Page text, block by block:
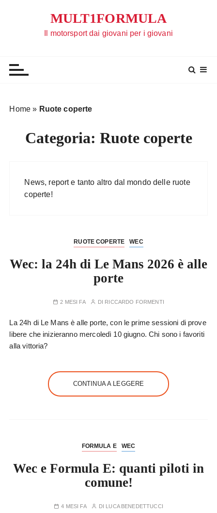
MULT1FORMULA
Il motorsport dai giovani per i giovani
Home » Ruote coperte
Categoria: Ruote coperte
News, report e tanto altro dal mondo delle ruote
coperte!
RUOTE COPERTE WEC
Wec: la 24h di Le Mans 2026 è alle
porte
2 MESI FA DI RICCARDO FORMENTI
La 24h di Le Mans è alle porte, con le prime sessioni di prove
libere che inizieranno mercoledì 10 giugno. Chi sono i favoriti
alla vittoria?
CONTINUA A LEGGERE
FORMULA E WEC
Wec e Formula E: quanti piloti in
comune!
4 MESI FA DI LUCA BENEDETTUCCI